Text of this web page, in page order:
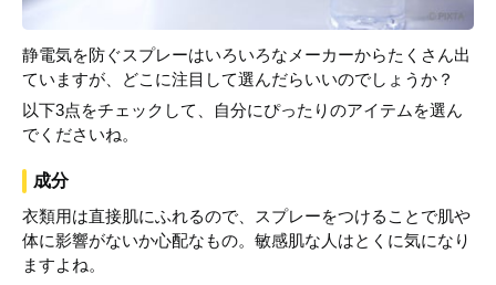
静電気を防ぐスプレーはいろいろなメーカーからたくさん出
ていますが、どこに注目して選んだらいいのでしょうか？
以下3点をチェックして、自分にぴったりのアイテムを選ん
でくださいね。
成分
衣類用は直接肌にふれるので、スプレーをつけることで肌や
体に影響がないか心配なもの。敏感肌な人はとくに気になり
ますよね。